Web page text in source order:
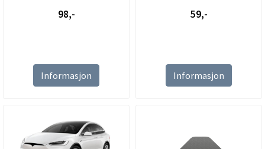
98,-
Informasjon
59,-
Informasjon